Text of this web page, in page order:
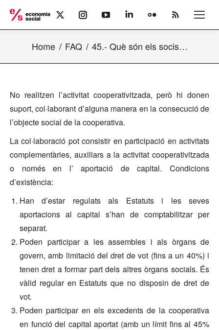
X
page
in
window
Instagram
page
in
window
YouTube
page
in
window
Linkedin
page
in
window
Flickr
page
in
window
Rss
page
in
window
Home FAQ 45.- Què són els socis…
No realitzen l’activitat cooperativitzada, però hi donen
suport, col·laborant d’alguna manera en la consecució de
l’objecte social de la cooperativa.
La col·laboració pot consistir en participació en activitats
complementàries, auxiliars a la activitat cooperativitzada
o només en l’ aportació de capital. Condicions
d’existència:
Han d’estar regulats als Estatuts i les seves
aportacions al capital s’han de comptabilitzar per
separat.
Poden participar a les assembles i als òrgans de
govern, amb limitació del dret de vot (fins a un 40%) i
tenen dret a formar part dels altres òrgans socials. És
vàlid regular en Estatuts que no disposin de dret de
vot.
Poden participar en els excedents de la cooperativa
en funció del capital aportat (amb un límit fins al 45%